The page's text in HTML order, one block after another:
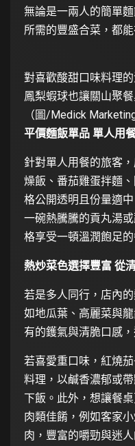
無論是一兩人的簡單
所需的豐盛合菜，都
對喜歡酸甜口味料理
鳳梨蝦球也讓關山聚
（圖/Medick
平價麵飯單品 單人用
針對單人用餐的旅客
燥飯、番茄雞蛋拌麵
格公開透明且份量適
一碗熱騰騰的貢丸湯
格享受一頓溫潤飽足的
熱炒菜色選擇豐富 從
若是多人同行，店內
如地瓜葉、高麗菜與
有的鑊氣與清脆口感
若喜愛重口味，紅燒
料理，以鹹香濃郁或
下飯。此外，想讓餐
肉類佳餚，例如客家
肉，豐富的嚼勁與迷